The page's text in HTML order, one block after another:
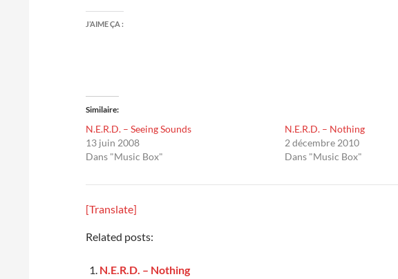
J’AIME ÇA :
Similaire
N.E.R.D. – Seeing Sounds
13 juin 2008
Dans "Music Box"
N.E.R.D. – Nothing
2 décembre 2010
Dans "Music Box"
[Translate]
Related posts:
N.E.R.D. – Nothing